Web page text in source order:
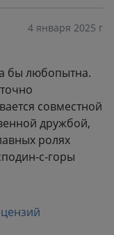
4 января 2025 г
бы любопытна.
совместной
дружбой,
ролях
с-горы
и умирает,
с-горы и
понравился